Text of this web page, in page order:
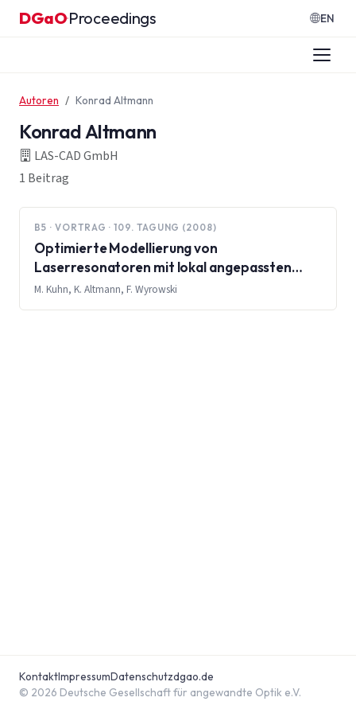
Zum Inhalt springen
DGaO·Proceedings EN
Autoren Konrad Altmann
Konrad Altmann
LAS-CAD GmbH
1 Beitrag
B5 · VORTRAG · 109. TAGUNG (2008)
Optimierte Modellierung von
Laserresonatoren mit lokal angepassten
Propagationsverfahren
M. Kuhn, K. Altmann, F. Wyrowski
© 2026 Deutsche Gesellschaft für angewandte Optik e.V.
KontaktImpressumDatenschutzdgao.de